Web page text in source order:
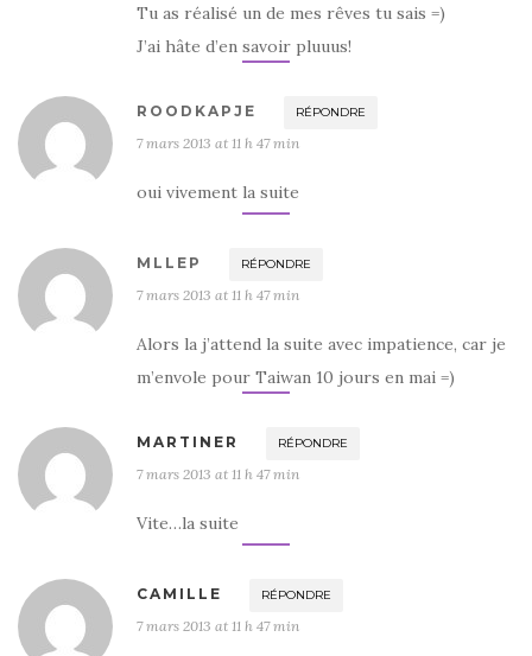
Tu as réalisé un de mes rêves tu sais =)
J’ai hâte d’en savoir pluuus!
ROODKAPJE RÉPONDRE
7 mars 2013 at 11 h 47 min
oui vivement la suite
MLLEP RÉPONDRE
7 mars 2013 at 11 h 47 min
Alors la j’attend la suite avec impatience, car je
m’envole pour Taiwan 10 jours en mai =)
MARTINER RÉPONDRE
7 mars 2013 at 11 h 47 min
Vite…la suite
CAMILLE RÉPONDRE
7 mars 2013 at 11 h 47 min